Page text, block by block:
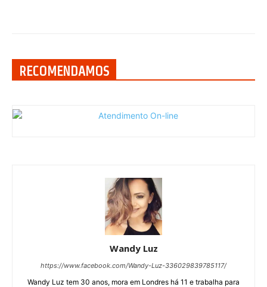
RECOMENDAMOS
Wandy Luz
https://www.facebook.com/Wandy-Luz-336029839785117/
Wandy Luz tem 30 anos, mora em Londres há 11 e trabalha para